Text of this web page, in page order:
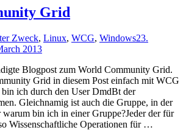
Grid
Zweck, Linux, WCG, Windows23.
2013
Blogpost zum World Community Grid.
Grid in diesem Post einfach mit WCG
ich durch den User DmdBt der
Gleichnamig ist auch die Gruppe, in der
bin ich in einer Gruppe?Jeder der für
Wissenschaftliche Operationen für …